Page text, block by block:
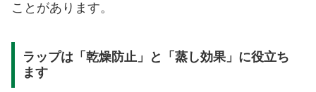
ことがあります。
ラップは「乾燥防止」と「蒸し効果」に役立ち
ます